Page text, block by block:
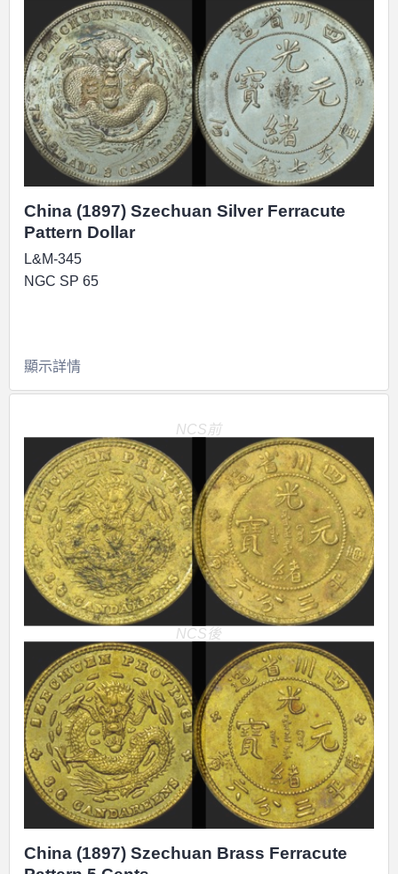
China (1897) Szechuan Silver Ferracute
Pattern Dollar
L&M-345
NGC SP 65
顯示詳情
NCS前
NCS後
China (1897) Szechuan Brass Ferracute